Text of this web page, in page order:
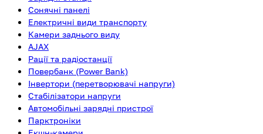
Сонячні панелі
Електричні види транспорту
Камери заднього виду
AJAX
Рації та радіостанції
Повербанк (Power Bank)
Інвертори (перетворювачі напруги)
Стабілізатори напруги
Автомобільні зарядні пристрої
Парктроніки